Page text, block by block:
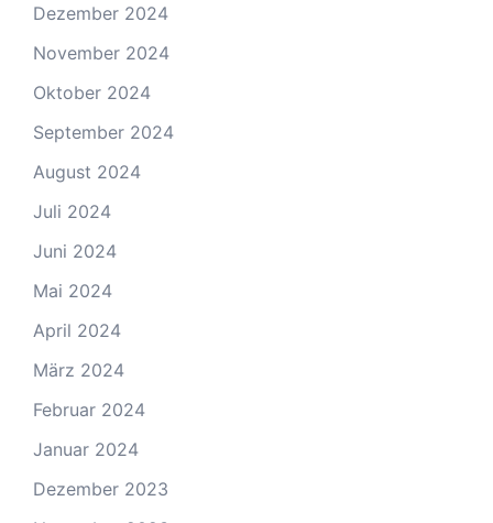
Dezember 2024
November 2024
Oktober 2024
September 2024
August 2024
Juli 2024
Juni 2024
Mai 2024
April 2024
März 2024
Februar 2024
Januar 2024
Dezember 2023